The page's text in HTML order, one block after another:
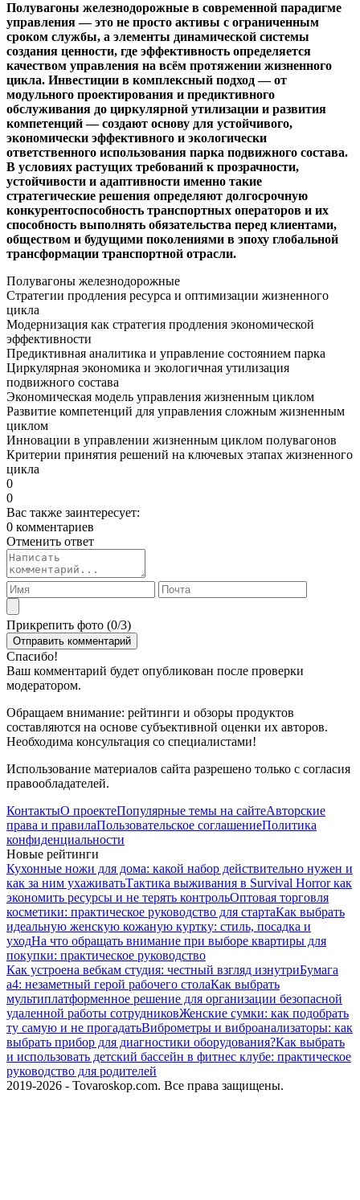
Полувагоны железнодорожные в современной парадигме
управления — это не просто активы с ограниченным
сроком службы, а элементы динамической системы
создания ценности, где эффективность определяется
качеством управления на всём протяжении жизненного
цикла. Инвестиции в комплексный подход — от
модульного проектирования и предиктивного
обслуживания до циркулярной утилизации и развития
компетенций — создают основу для устойчивого,
экономически эффективного и экологически
ответственного использования парка подвижного состава.
В условиях растущих требований к прозрачности,
устойчивости и адаптивности именно такие
стратегические решения определяют долгосрочную
конкурентоспособность транспортных операторов и их
способность выполнять обязательства перед клиентами,
обществом и будущими поколениями в эпоху глобальной
трансформации транспортной отрасли.
Полувагоны железнодорожные
Стратегии продления ресурса и оптимизации жизненного
цикла
Модернизация как стратегия продления экономической
эффективности
Предиктивная аналитика и управление состоянием парка
Циркулярная экономика и экологичная утилизация
подвижного состава
Экономическая модель управления жизненным циклом
Развитие компетенций для управления сложным жизненным
циклом
Инновации в управлении жизненным циклом полувагонов
Критерии принятия решений на ключевых этапах жизненного
цикла
0
0
Вас также заинтересует:
0 комментариев
Отменить ответ
Прикрепить фото (0/3)
Спасибо!
Ваш комментарий будет опубликован после проверки
модератором.
Обращаем внимание: рейтинги и обзоры продуктов
составляются на основе субъективной оценки их авторов.
Необходима консультация со специалистами!
Использование материалов сайта разрешено только с согласия
правообладателей.
КонтактыО проектеПопулярные темы на сайтеАвторские
права и правилаПользовательское соглашениеПолитика
конфиденциальности
Новые рейтинги
Кухонные ножи для дома: какой набор действительно нужен и
как за ним ухаживатьТактика выживания в Survival Horror как
экономить ресурсы и не терять контрольОптовая торговля
косметики: практическое руководство для стартаКак выбрать
идеальную женскую кожаную куртку: стиль, посадка и
уходНа что обращать внимание при выборе квартиры для
покупки: практическое руководство
Как устроена вебкам студия: честный взгляд изнутриБумага
а4: незаметный герой рабочего столаКак выбрать
мультиплатформенное решение для организации безопасной
удаленной работы сотрудниковЖенские сумки: как подобрать
ту самую и не прогадатьВиброметры и виброанализаторы: как
выбрать прибор для диагностики оборудования?Как выбрать
и использовать детский бассейн в фитнес клубе: практическое
руководство для родителей
2019-2026 - Tovaroskop.com. Все права защищены.